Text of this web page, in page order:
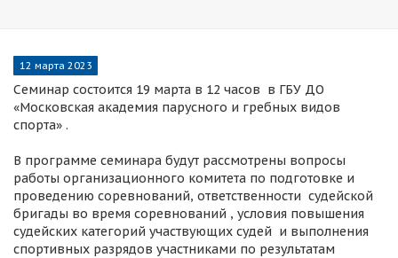
12 марта 2023
Семинар состоится 19 марта в 12 часов в ГБУ ДО
«Московская академия парусного и гребных видов
спорта» .
В программе семинара будут рассмотрены вопросы
работы организационного комитета по подготовке и
проведению соревнований, ответственности судейской
бригады во время соревнований , условия повышения
судейских категорий участвующих судей и выполнения
спортивных разрядов участниками по результатам